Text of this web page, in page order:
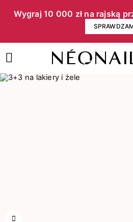
Wygraj 10 000 zł na rajską